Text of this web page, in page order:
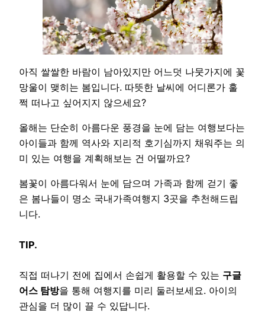
아직 쌀쌀한 바람이 남아있지만 어느덧 나뭇가지에 꽃
망울이 맺히는 봄입니다. 따뜻한 날씨에 어디론가 훌
쩍 떠나고 싶어지지 않으세요?
올해는 단순히 아름다운 풍경을 눈에 담는 여행보다는
아이들과 함께 역사와 지리적 호기심까지 채워주는 의
미 있는 여행을 계획해보는 건 어떨까요?
봄꽃이 아름다워서 눈에 담으며 가족과 함께 걷기 좋
은 봄나들이 명소 국내가족여행지 3곳을 추천해드립
니다.
TIP.
직접 떠나기 전에 집에서 손쉽게 활용할 수 있는 구글
어스 탐방을 통해 여행지를 미리 둘러보세요. 아이의
관심을 더 많이 끌 수 있답니다.